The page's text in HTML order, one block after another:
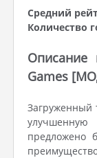
Средний
Количество
Games
Загруженный
улучшенную
предложено